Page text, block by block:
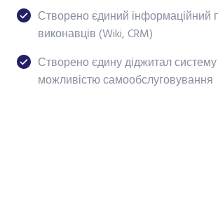
Створено єдиний інформаційний
виконавців (Wiki, CRM)
Створено єдину діджитал систему
можливістю самообслуговування